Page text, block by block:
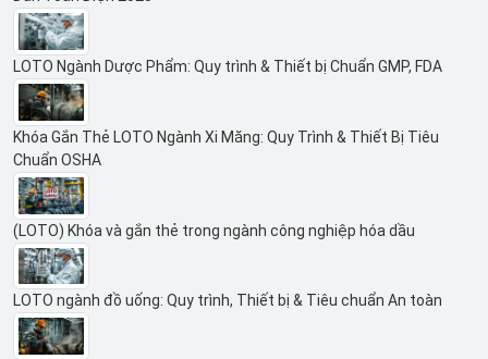
LOTO Ngành Dược Phẩm: Quy trình & Thiết bị Chuẩn GMP, FDA
Khóa Gắn Thẻ LOTO Ngành Xi Măng: Quy Trình & Thiết Bị Tiêu
Chuẩn OSHA
(LOTO) Khóa và gắn thẻ trong ngành công nghiệp hóa dầu
LOTO ngành đồ uống: Quy trình, Thiết bị & Tiêu chuẩn An toàn